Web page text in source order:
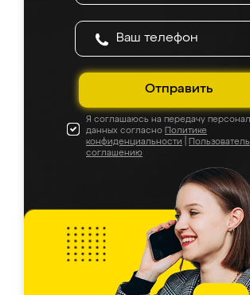
Отправить
Я соглашаюсь на передачу
данных согласно Политике
конфиденциальности
соглашению